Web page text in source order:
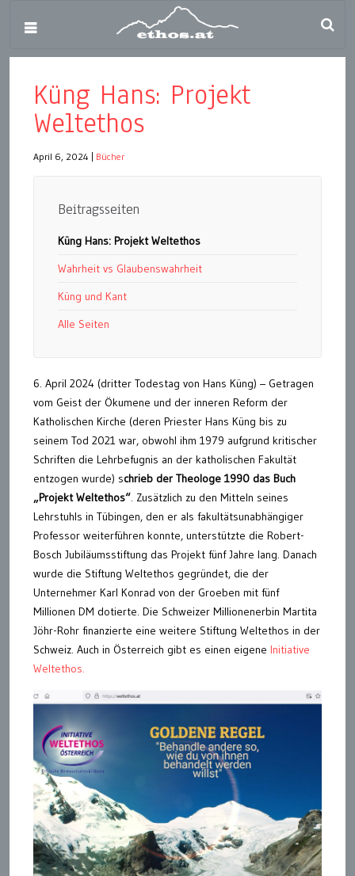
Küng Hans: Projekt
Weltethos
April 6, 2024 Bücher
Beitragsseiten
Küng Hans: Projekt Weltethos
Wahrheit vs Glaubenswahrheit
Küng und Kant
Alle Seiten
6. April 2024 (dritter Todestag von Hans Küng) – Getragen
vom Geist der Ökumene und der inneren Reform der
Katholischen Kirche (deren Priester Hans Küng bis zu
seinem Tod 2021 war, obwohl ihm 1979 aufgrund kritischer
Schriften die Lehrbefugnis an der katholischen Fakultät
entzogen wurde) schrieb der Theologe 1990 das Buch
„Projekt Weltethos“. Zusätzlich zu den Mitteln seines
Lehrstuhls in Tübingen, den er als fakultätsunabhängiger
Professor weiterführen konnte, unterstützte die Robert-
Bosch Jubiläumsstiftung das Projekt fünf Jahre lang. Danach
wurde die Stiftung Weltethos gegründet, die der
Unternehmer Karl Konrad von der Groeben mit fünf
Millionen DM dotierte. Die Schweizer Millionenerbin Martita
Jöhr-Rohr finanzierte eine weitere Stiftung Weltethos in der
Schweiz. Auch in Österreich gibt es einen eigene Initiative
Weltethos.